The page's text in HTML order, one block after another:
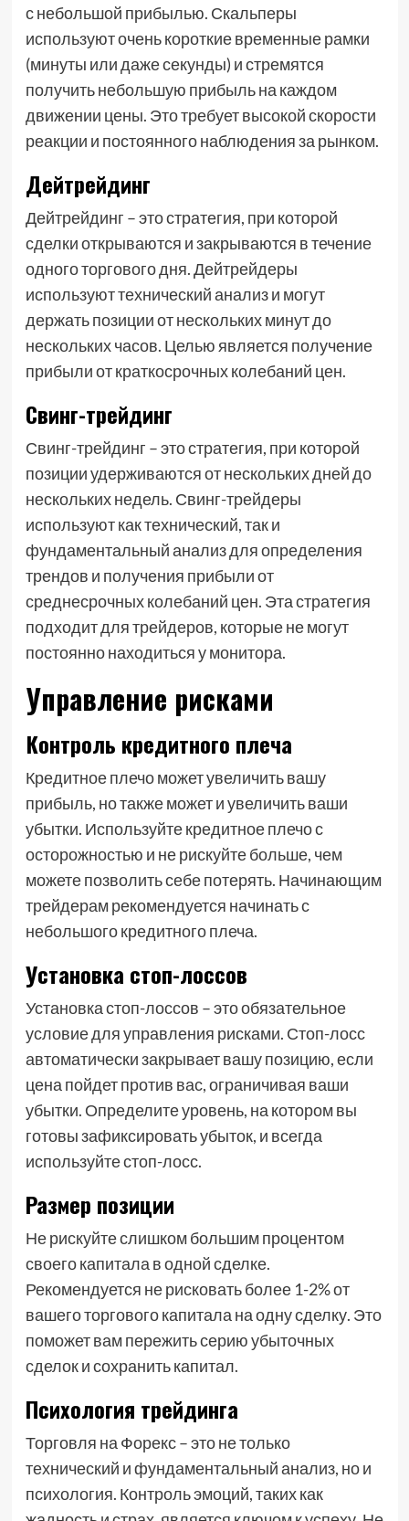
с небольшой прибылью. Скальперы
используют очень короткие временные рамки
(минуты или даже секунды) и стремятся
получить небольшую прибыль на каждом
движении цены. Это требует высокой скорости
реакции и постоянного наблюдения за рынком.
Дейтрейдинг
Дейтрейдинг – это стратегия, при которой
сделки открываются и закрываются в течение
одного торгового дня. Дейтрейдеры
используют технический анализ и могут
держать позиции от нескольких минут до
нескольких часов. Целью является получение
прибыли от краткосрочных колебаний цен.
Свинг-трейдинг
Свинг-трейдинг – это стратегия, при которой
позиции удерживаются от нескольких дней до
нескольких недель. Свинг-трейдеры
используют как технический, так и
фундаментальный анализ для определения
трендов и получения прибыли от
среднесрочных колебаний цен. Эта стратегия
подходит для трейдеров, которые не могут
постоянно находиться у монитора.
Управление рисками
Контроль кредитного плеча
Кредитное плечо может увеличить вашу
прибыль, но также может и увеличить ваши
убытки. Используйте кредитное плечо с
осторожностью и не рискуйте больше, чем
можете позволить себе потерять. Начинающим
трейдерам рекомендуется начинать с
небольшого кредитного плеча.
Установка стоп-лоссов
Установка стоп-лоссов – это обязательное
условие для управления рисками. Стоп-лосс
автоматически закрывает вашу позицию, если
цена пойдет против вас, ограничивая ваши
убытки. Определите уровень, на котором вы
готовы зафиксировать убыток, и всегда
используйте стоп-лосс.
Размер позиции
Не рискуйте слишком большим процентом
своего капитала в одной сделке.
Рекомендуется не рисковать более 1-2% от
вашего торгового капитала на одну сделку. Это
поможет вам пережить серию убыточных
сделок и сохранить капитал.
Психология трейдинга
Торговля на Форекс – это не только
технический и фундаментальный анализ, но и
психология. Контроль эмоций, таких как